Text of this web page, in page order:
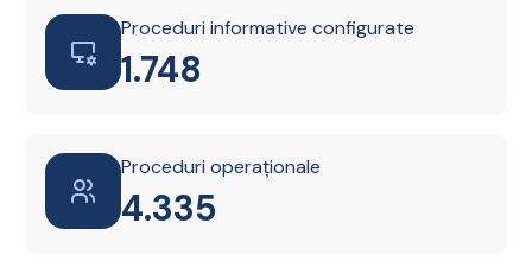
Proceduri informative configurate
1.749
Proceduri operaționale
4.338